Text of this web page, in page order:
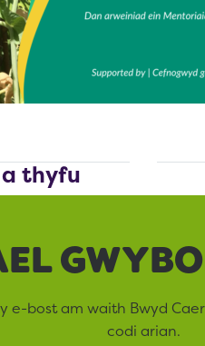
thyfu
e-bost am waith Bwyd
codi arian.